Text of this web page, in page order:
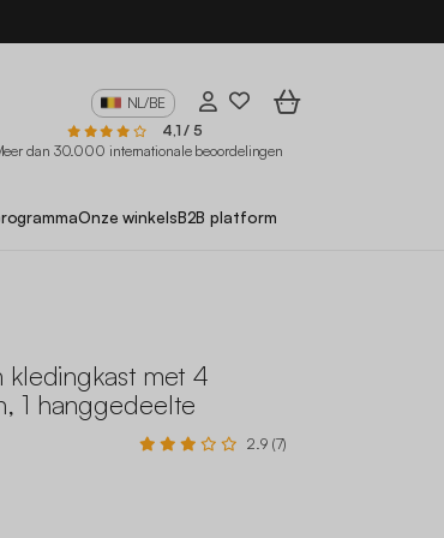
NL/BE
4,1 / 5
dan 30.000 internationale beoordelingen
Onze winkelsB2B platform
kledingkast met 4
1 hanggedeelte
2.9 (7)